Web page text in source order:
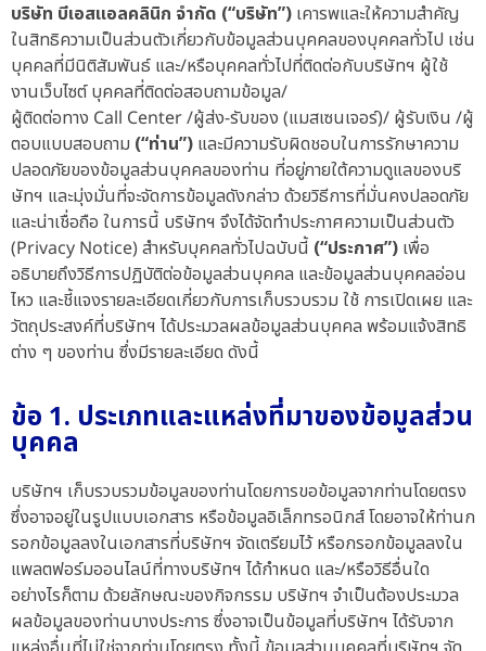
บริษัท บีเอสแอลคลินิก จำกัด (“บริษัท”) เคารพและให้ความสำคัญ
ในสิทธิความเป็นส่วนตัวเกี่ยวกับข้อมูลส่วนบุคคลของบุคคลทั่วไป เช่น
บุคคลที่มีนิติสัมพันธ์ และ/หรือบุคคลทั่วไปที่ติดต่อกับบริษัทฯ ผู้ใช้
งานเว็บไซต์ บุคคลที่ติดต่อสอบถามข้อมูล/
ผู้ติดต่อทาง Call Center /ผู้ส่ง-รับของ (แมสเซนเจอร์)/ ผู้รับเงิน /ผู้
ตอบแบบสอบถาม (“ท่าน”) และมีความรับผิดชอบในการรักษาความ
ปลอดภัยของข้อมูลส่วนบุคคลของท่าน ที่อยู่ภายใต้ความดูแลของบริ
ษัทฯ และมุ่งมั่นที่จะจัดการข้อมูลดังกล่าว ด้วยวิธีการที่มั่นคงปลอดภัย
และน่าเชื่อถือ ในการนี้ บริษัทฯ จึงได้จัดทำประกาศความเป็นส่วนตัว
(Privacy Notice) สำหรับบุคคลทั่วไปฉบับนี้ (“ประกาศ”) เพื่อ
อธิบายถึงวิธีการปฏิบัติต่อข้อมูลส่วนบุคคล และข้อมูลส่วนบุคคลอ่อน
ไหว และชี้แจงรายละเอียดเกี่ยวกับการเก็บรวบรวม ใช้ การเปิดเผย และ
วัตถุประสงค์ที่บริษัทฯ ได้ประมวลผลข้อมูลส่วนบุคคล พร้อมแจ้งสิทธิ
ต่าง ๆ ของท่าน ซึ่งมีรายละเอียด ดังนี้
ข้อ 1. ประเภทและแหล่งที่มาของข้อมูลส่วน
บุคคล
บริษัทฯ เก็บรวบรวมข้อมูลของท่านโดยการขอข้อมูลจากท่านโดยตรง
ซึ่งอาจอยู่ในรูปแบบเอกสาร หรือข้อมูลอิเล็กทรอนิกส์ โดยอาจให้ท่านก
รอกข้อมูลลงในเอกสารที่บริษัทฯ จัดเตรียมไว้ หรือกรอกข้อมูลลงใน
แพลตฟอร์มออนไลน์ที่ทางบริษัทฯ ได้กำหนด และ/หรือวิธีอื่นใด
อย่างไรก็ตาม ด้วยลักษณะของกิจกรรม บริษัทฯ จำเป็นต้องประมวล
ผลข้อมูลของท่านบางประการ ซึ่งอาจเป็นข้อมูลที่บริษัทฯ ได้รับจาก